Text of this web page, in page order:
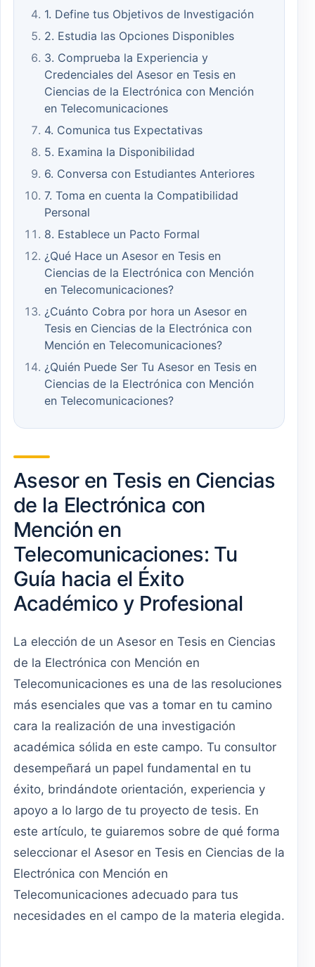
1. Define tus Objetivos de Investigación
2. Estudia las Opciones Disponibles
3. Comprueba la Experiencia y
Credenciales del Asesor en Tesis en
Ciencias de la Electrónica con Mención
en Telecomunicaciones
4. Comunica tus Expectativas
5. Examina la Disponibilidad
6. Conversa con Estudiantes Anteriores
7. Toma en cuenta la Compatibilidad
Personal
8. Establece un Pacto Formal
¿Qué Hace un Asesor en Tesis en
Ciencias de la Electrónica con Mención
en Telecomunicaciones?
¿Cuánto Cobra por hora un Asesor en
Tesis en Ciencias de la Electrónica con
Mención en Telecomunicaciones?
¿Quién Puede Ser Tu Asesor en Tesis en
Ciencias de la Electrónica con Mención
en Telecomunicaciones?
Asesor en Tesis en Ciencias
de la Electrónica con
Mención en
Telecomunicaciones: Tu
Guía hacia el Éxito
Académico y Profesional
La elección de un Asesor en Tesis en Ciencias
de la Electrónica con Mención en
Telecomunicaciones es una de las resoluciones
más esenciales que vas a tomar en tu camino
cara la realización de una investigación
académica sólida en este campo. Tu consultor
desempeñará un papel fundamental en tu
éxito, brindándote orientación, experiencia y
apoyo a lo largo de tu proyecto de tesis. En
este artículo, te guiaremos sobre de qué forma
seleccionar el Asesor en Tesis en Ciencias de la
Electrónica con Mención en
Telecomunicaciones adecuado para tus
necesidades en el campo de la materia elegida.